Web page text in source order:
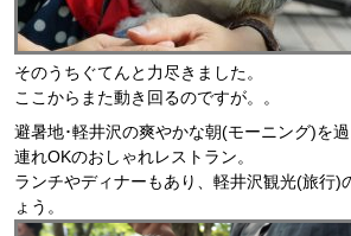
そのうちぐてんと力尽きました。
ここからまた動き回るのですが。。
避暑地･軽井沢の爽やかな朝(モーニング)を
連れOKのおしゃれレストラン。
ランチやディナーもあり、軽井沢観光(旅行)
ょう。